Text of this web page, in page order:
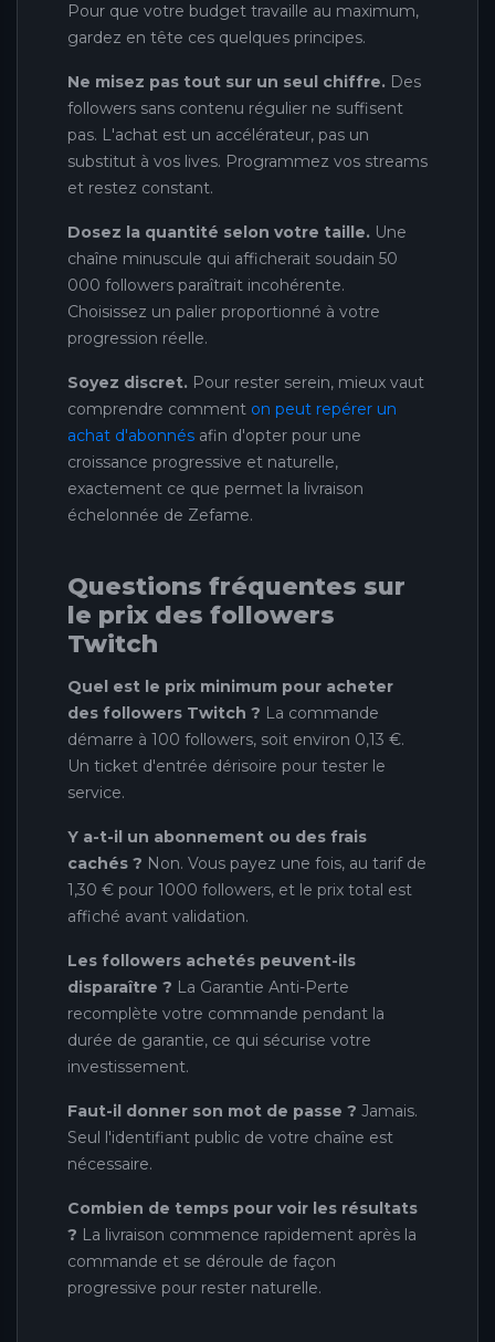
Pour que votre budget travaille au maximum,
gardez en tête ces quelques principes.
Ne misez pas tout sur un seul chiffre. Des
followers sans contenu régulier ne suffisent
pas. L'achat est un accélérateur, pas un
substitut à vos lives. Programmez vos streams
et restez constant.
Dosez la quantité selon votre taille. Une
chaîne minuscule qui afficherait soudain 50
000 followers paraîtrait incohérente.
Choisissez un palier proportionné à votre
progression réelle.
Soyez discret. Pour rester serein, mieux vaut
comprendre comment on peut repérer un
achat d'abonnés afin d'opter pour une
croissance progressive et naturelle,
exactement ce que permet la livraison
échelonnée de Zefame.
Questions fréquentes sur
le prix des followers
Twitch
Quel est le prix minimum pour acheter
des followers Twitch ? La commande
démarre à 100 followers, soit environ 0,13 €.
Un ticket d'entrée dérisoire pour tester le
service.
Y a-t-il un abonnement ou des frais
cachés ? Non. Vous payez une fois, au tarif de
1,30 € pour 1000 followers, et le prix total est
affiché avant validation.
Les followers achetés peuvent-ils
disparaître ? La Garantie Anti-Perte
recomplète votre commande pendant la
durée de garantie, ce qui sécurise votre
investissement.
Faut-il donner son mot de passe ? Jamais.
Seul l'identifiant public de votre chaîne est
nécessaire.
Combien de temps pour voir les résultats
? La livraison commence rapidement après la
commande et se déroule de façon
progressive pour rester naturelle.